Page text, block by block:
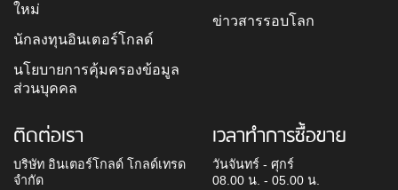
ใหม่
นักลงทุนอินเตอร์โกลด์
นโยบายการคุ้มครองข้อมูล
ส่วนบุคคล
ข่าวสารรอบโลก
ติดต่อเรา
บริษัท อินเตอร์โกลด์ โกลด์เทรด
จำกัด
เวลาทำการซื้อขาย
วันจันทร์ - ศุกร์
08.00 น. - 05.00 น.